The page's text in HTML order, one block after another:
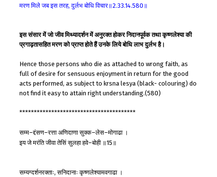
मरणमिलेजबइसतरह,दुर्लभबोधिविचार॥2.33.14.580 ॥
इस संसार में जो जीव मिथ्यादर्शन में अनुरक्त होकर निदानपूर्वक तथा कृष्णलेश्या की
प्रगाढ़तासहित मरण को प्राप्त होते हैं उनके लिये बोधि लाभ दुर्लभ है।
Hence those persons who die as attached to wrong faith, as
full of desire for sensuous enjoyment in return for the good
acts performed, as subject to krsna lesya (black- colouring) do
not find it easy to attain right understanding.(580)
****************************************
सम्म–द्दंसण–रत्ताअणिदाणासुक्क–लेस–मोगाढा ।
इयजेमरंतिजीवातेसिंसुलहाहवे–बोही ॥15 ॥
सम्यग्दर्शनरक्ताः,सनिदानाः कृष्णलेश्यामवगाढा ।